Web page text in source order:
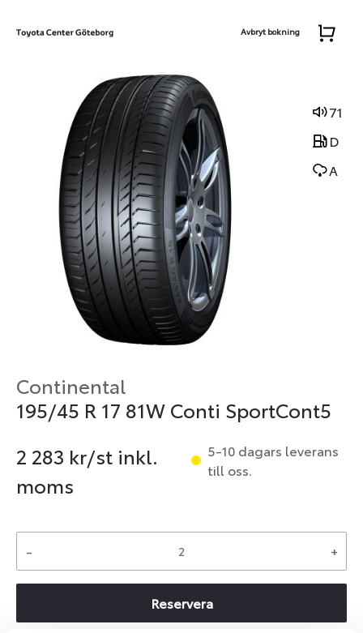
Avbryt bokning
71
D
A
Continental
195/45 R 17 81W Conti SportCont5
2 283 kr/st inkl.
moms
5-10 dagars leverans
till oss.
- +
Reservera